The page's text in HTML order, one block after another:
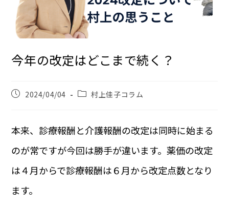
今年の改定はどこまで続く？
2024/04/04 村上佳子コラム
本来、診療報酬と介護報酬の改定は同時に始まる
のが常ですが今回は勝手が違います。薬価の改定
は４月からで診療報酬は６月から改定点数となり
ます。